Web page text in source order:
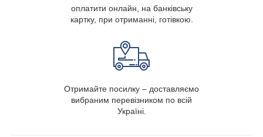
оплатити онлайн, на банківську
картку, при отриманні, готівкою.
Отримайте посилку – доставляємо
вибраним перевізником по всій
Україні.